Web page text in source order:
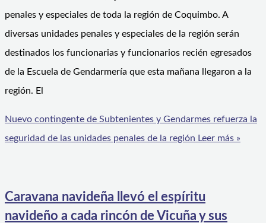
penales y especiales de toda la región de Coquimbo. A
diversas unidades penales y especiales de la región serán
destinados los funcionarias y funcionarios recién egresados
de la Escuela de Gendarmería que esta mañana llegaron a la
región. El
Nuevo contingente de Subtenientes y Gendarmes refuerza la
seguridad de las unidades penales de la región Leer más »
Caravana navideña llevó el espíritu
navideño a cada rincón de Vicuña y sus